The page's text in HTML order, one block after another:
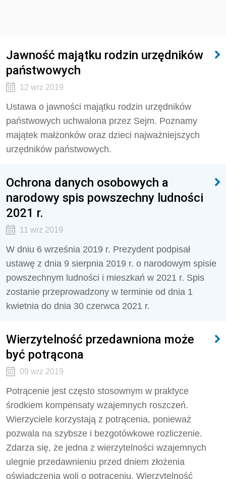
Jawność majątku rodzin urzędników
państwowych
12 wrz 2019
Ustawa o jawności majątku rodzin urzędników
państwowych uchwalona przez Sejm. Poznamy
majątek małżonków oraz dzieci najważniejszych
urzędników państwowych.
Ochrona danych osobowych a
narodowy spis powszechny ludności
2021 r.
11 wrz 2019
W dniu 6 września 2019 r. Prezydent podpisał
ustawę z dnia 9 sierpnia 2019 r. o narodowym spisie
powszechnym ludności i mieszkań w 2021 r. Spis
zostanie przeprowadzony w terminie od dnia 1
kwietnia do dnia 30 czerwca 2021 r.
Wierzytelność przedawniona może
być potrącona
09 wrz 2019
Potrącenie jest często stosownym w praktyce
środkiem kompensaty wzajemnych roszczeń.
Wierzyciele korzystają z potrącenia, ponieważ
pozwala na szybsze i bezgotówkowe rozliczenie.
Zdarza się, że jedna z wierzytelności wzajemnych
ulegnie przedawnieniu przed dniem złożenia
oświadczenia woli o potrąceniu. Wierzytelność